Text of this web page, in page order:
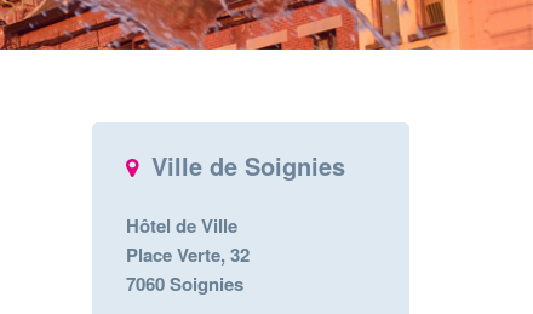
Ville de Soignies
Hôtel de Ville
Place Verte, 32
7060 Soignies